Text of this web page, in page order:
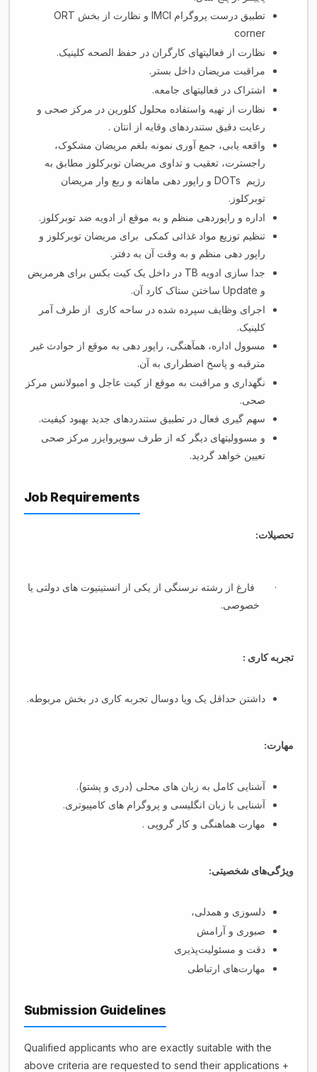
تطبیق درست پروگرام IMCI و نظارت از بخش ORT
corner
نظارت از فعالیت­های کارگران در حفظ الصحه کلینیک.
مراقبت مریضان داخل بستر .
اشتراک در فعالیت­های جامعه.
نظارت از تهیه واستفاده محلول کلورین در مرکز صحی و
رعایت دقیق ستندردهای وقایه از انتان .
واقعه یابی، جمع آوری نمونه بلغم مریضان مشکوک،
راجسترت، تعقیب و تداوی مریضان توبرکلوز مطابق به
رژیم
DOTs و راپور دهی ماهانه و ربع وار مریضان
توبرکلوز.
اداره و راپوردهی منظم و به موقع از ادویه ضد توبرکلوز.
تنظیم توزیع مواد غذائی کمکی برای مریضان توبرکلوز و
راپور دهی منظم و به وقت آن به دفتر .
جدا سازی ادویه TB در داخل یک کیت بکس برای هرمریض
و Update ساختن ستاک کارد آن.
اجرای وظایف سپرده شده در ساحه کاری از طرف آمر
کلینیک.
مسوول اداره، همآهنگی، راپور دهی به موقع از حوادث غیر
مترقبه و پاسخ اضطراری به آن.
نگهداری و مراقبت به موقع از کیت عاجل و امبولانس مرکز
صحی.
سهم گیری فعال در تطبیق ستندردهای جدید بهبود کیفیت.
و مسوولیت­های دیگر که از طرف سوپروایزر مرکز صحی
تعیین خواهد گردید.
Job Requirements
تحصیلات:
· فارغ از رشته نرسنگی از یکی از انستیتیوت های دولتی یا
خصوصی.
تجربه کاری :
داشتن حداقل یک ویا دوسال تجربه کاری در بخش مربوطه.
مهارت:
آشنایی کامل به زبان های محلی (دری و پشتو).
آشنایی با زبان انگلیسی و پروگرام های کامپیوتری.
مهارت هماهنگی و کار گروپی .
ویژگی‌های شخصیتی:
دلسوزی و همدلی،
صبوری و آرامش
دقت و مسئولیت‌پذیری
مهارت‌های ارتباطی
Submission Guidelines
Qualified applicants who are exactly suitable with the
above criteria are requested to send their applications +